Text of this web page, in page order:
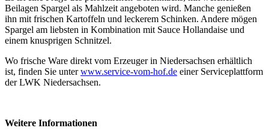
Beilagen Spargel als Mahlzeit angeboten wird. Manche genießen
ihn mit frischen Kartoffeln und leckerem Schinken. Andere mögen
Spargel am liebsten in Kombination mit Sauce Hollandaise und
einem knusprigen Schnitzel.
Wo frische Ware direkt vom Erzeuger in Niedersachsen erhältlich
ist, finden Sie unterwww.service-vom-hof.de einer Serviceplattform
der LWK Niedersachsen.
Weitere Informationen